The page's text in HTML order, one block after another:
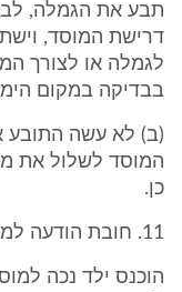
תבע את הגמלה,
דרישת המוסד,
לגמלה או לצורך
בבדיקה במקום
(ב) לא עשה התובע
המוסד לשלול את
כן.
11. חובת הודעה למוסד